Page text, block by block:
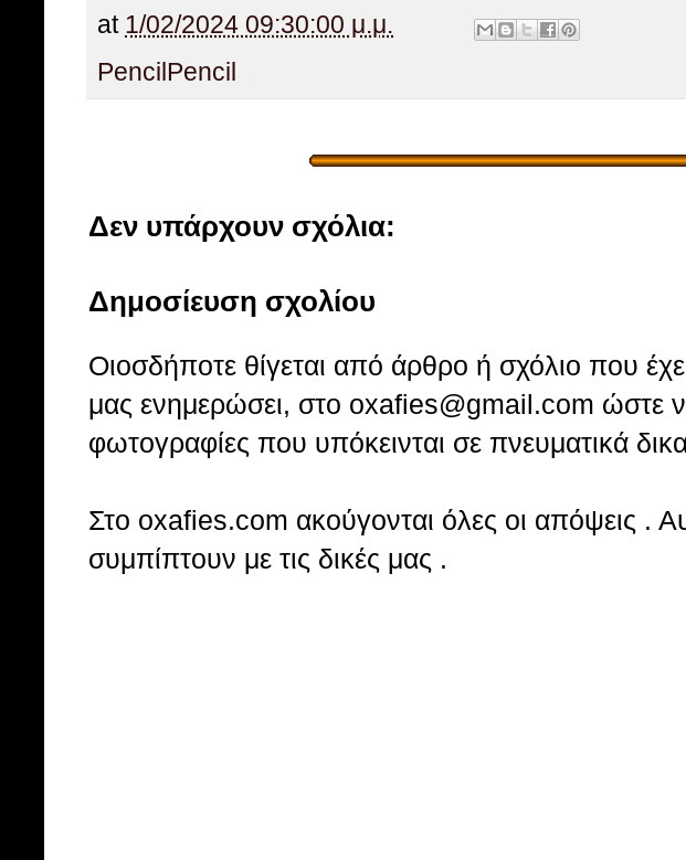
at 1/02/2024 09:30:00 μ.μ.
Pencil Pencil
Δεν υπάρχουν σχόλια:
Δημοσίευση σχολίου
Οιοσδήποτε θίγεται από άρθρο ή σχόλιο που
μας ενημερώσει, στο oxafies@gmail.com ώστε
φωτογραφίες που υπόκεινται σε πνευματικά
Στo oxafies.com ακούγονται όλες οι απόψεις .
συμπίπτουν με τις δικές μας .